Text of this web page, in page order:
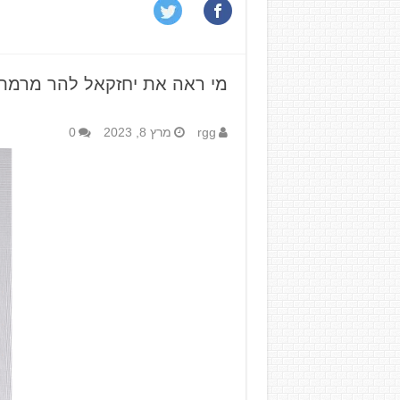
מי ראה את יחזקאל להר
rgg מרץ 8, 2023 0